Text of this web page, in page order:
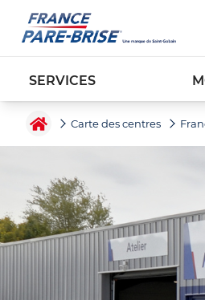
SERVICES
Carte des centres